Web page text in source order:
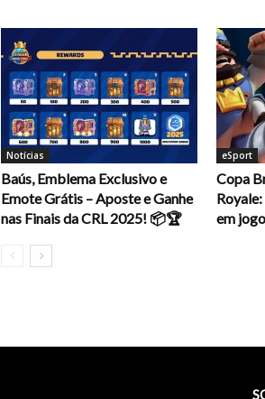
Notícias
Baús, Emblema Exclusivo e
Emote Grátis – Aposte e Ganhe
nas Finais da CRL 2025! 📦🏆
eSport
Copa
em